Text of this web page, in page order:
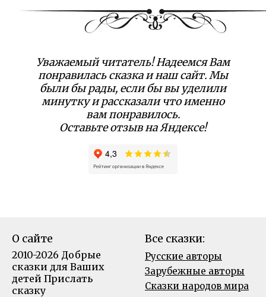
Уважаемый читатель! Надеемся Вам
понравилась сказка и наш сайт. Мы
были бы рады, если бы вы уделили
минутку и рассказали что именно
вам понравилось.
Оставьте отзыв на Яндексе!
О сайте
2010-2026 Добрые
сказки для Ваших
детей Прислать
сказку
Все сказки:
Русские авторы
Зарубежные авторы
Сказки народов мира